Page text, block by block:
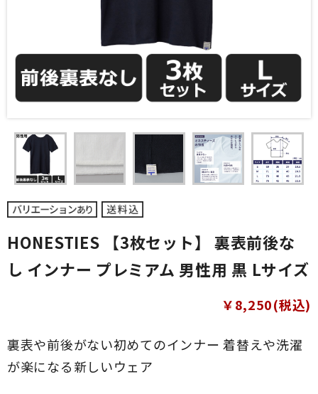
HONESTIES 【3枚セット】 裏表前後な
し インナー プレミアム 男性用 黒 Lサイズ
裏表や前後がない初めてのインナー 着替えや洗濯
が楽になる新しいウェア
￥8,250(税込)